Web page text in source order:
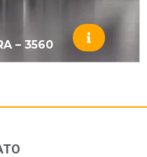
– 3560